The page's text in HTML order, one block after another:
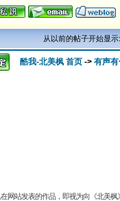
从以前的帖子开始显
酷我-北美枫 首页 -> 有声
网站发表的作品，即视为向《北美